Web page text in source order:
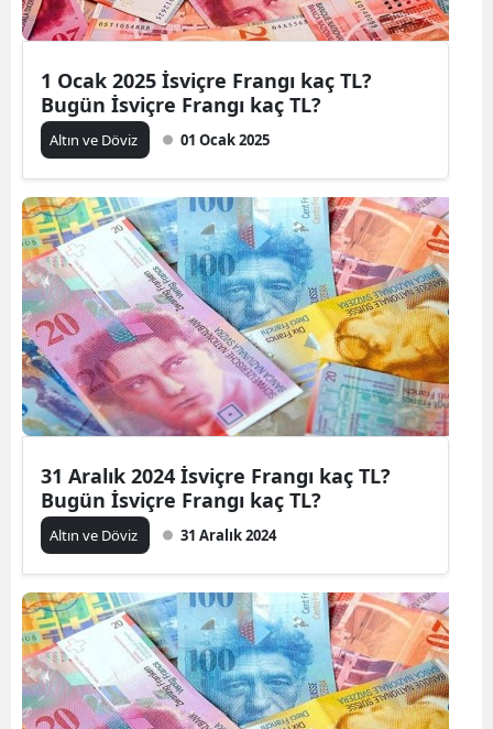
1 Ocak 2025 İsviçre Frangı kaç TL?
Bugün İsviçre Frangı kaç TL?
Altın ve Döviz 01 Ocak 2025
31 Aralık 2024 İsviçre Frangı kaç TL?
Bugün İsviçre Frangı kaç TL?
Altın ve Döviz 31 Aralık 2024